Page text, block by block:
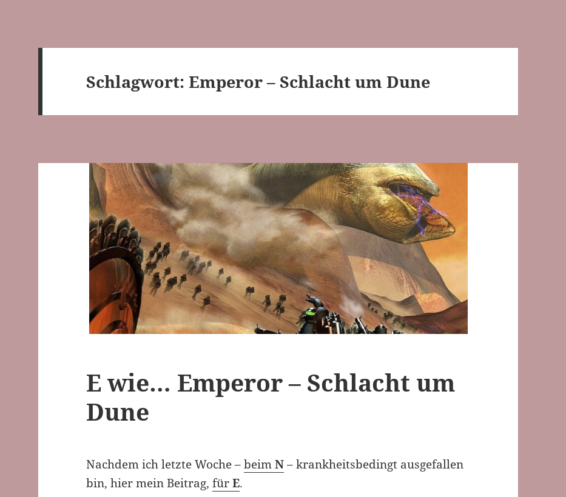
Schlagwort:Emperor – Schlacht um Dune
E wie… Emperor – Schlacht um
Dune
Nachdem ich letzte Woche –beimN– krankheitsbedingt ausgefallen
bin, hier mein Beitrag,fürE.